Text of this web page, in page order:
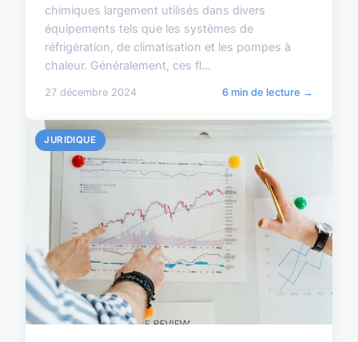
chimiques largement utilisés dans divers
équipements tels que les systèmes de
réfrigération, de climatisation et les pompes à
chaleur. Généralement, ces fl...
27 décembre 2024 6 min de lecture →
JURIDIQUE